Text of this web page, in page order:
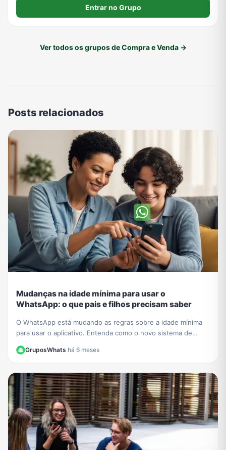
cair em golpes pagamento só no ato da entrega
Entrar no Grupo
Ver todos os grupos de Compra e Venda →
Posts relacionados
Mudanças na idade mínima para usar o
WhatsApp: o que pais e filhos precisam saber
O WhatsApp está mudando as regras sobre a idade mínima
para usar o aplicativo. Entenda como o novo sistema de
contas supervisionadas para crianças vai funcionar.
GruposWhats·há 6 meses